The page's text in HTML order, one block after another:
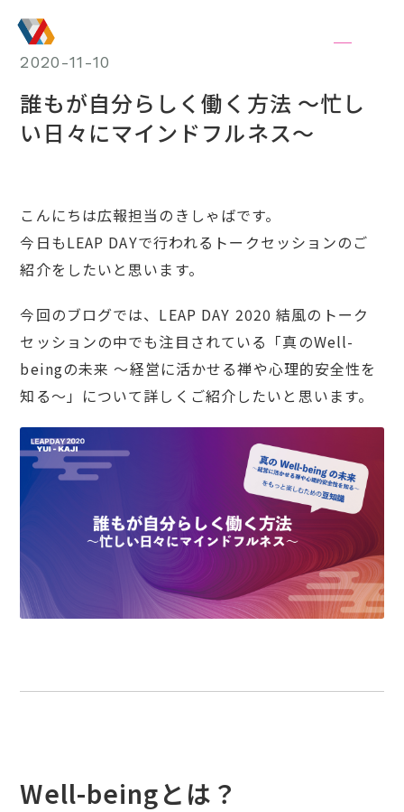
2020-11-10
誰もが自分らしく働く方法 ～忙し
い日々にマインドフルネス～
こんにちは広報担当のきしゃばです。
今日もLEAP DAYで行われるトークセッションのご
紹介をしたいと思います。
今回のブログでは、LEAP DAY 2020 結風のトーク
セッションの中でも注目されている「真のWell-
beingの未来 〜経営に活かせる禅や心理的安全性を
知る〜」について詳しくご紹介したいと思います。
Well-beingとは？